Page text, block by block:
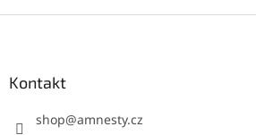
í
Kontakt
shop@amnesty.cz